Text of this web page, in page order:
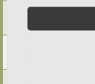
Asthaufen
Antworten:4
Laubhaufen,